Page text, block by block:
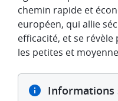
chemin rapide et
européen, qui allie
efficacité, et se
les petites et
Informations